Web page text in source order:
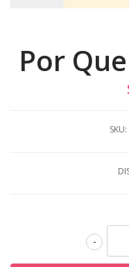
Por
SKU:
-